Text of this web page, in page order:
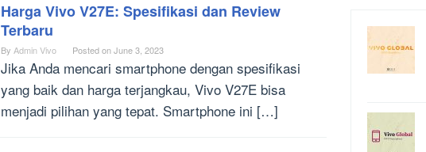
Harga Vivo V27E: Spesifikasi dan Review
Terbaru
By Admin Vivo Posted onJune 3, 2023
Jika Anda mencari smartphone dengan spesifikasi
yang baik dan harga terjangkau, Vivo V27E bisa
menjadi pilihan yang tepat. Smartphone ini […]